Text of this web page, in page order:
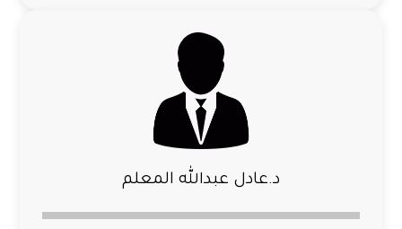
د.عادل عبدالله المعلم